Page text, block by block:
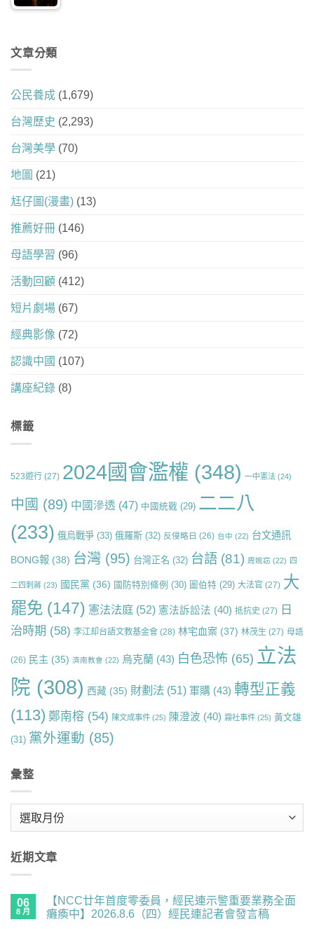
文章分類
公民養成 (1,679)
台灣歷史 (2,293)
台灣美學 (70)
地圖 (21)
尪仔圖(漫畫) (13)
推薦好冊 (146)
母語學習 (96)
活動回顧 (412)
短片劇場 (67)
經典影像 (72)
認識中國 (107)
講座紀錄 (8)
標籤
523遊行 (27) 2024國會濫權 (348) 一中憲法 (24)
中國 (89) 中國滲透 (47) 中國統戰 (29) 二二八
(233) 俄烏戰爭 (33) 俄羅斯 (32) 反侵略日 (26) 台中 (22) 台文通訊
BONG報 (38) 台灣 (95) 台灣正名 (32) 台語 (81) 周婉窈 (22) 四
二四刺蔣 (23) 國民黨 (36) 國防特別條例 (30) 圖伯特 (29) 大法官 (27) 大
罷免 (147) 憲法法庭 (52) 憲法訴訟法 (40) 抵抗史 (27) 日
治時期 (58) 李江却台語文教基金會 (28) 林宅血案 (37) 林茂生 (27) 母語
(26) 民主 (35) 濟南教會 (22) 烏克蘭 (43) 白色恐怖 (65) 立法
院 (308) 西藏 (35) 財劃法 (51) 軍購 (43) 轉型正義
(113) 鄭南榕 (54) 陳文成事件 (25) 陳澄波 (40) 霧社事件 (25) 黃文雄
(31) 黨外運動 (85)
彙整
近期文章
06
8 月
【NCC廿年首度零委員，經民連示警重要業務全面
癱瘓中】2026.8.6（四）經民連記者會發言稿